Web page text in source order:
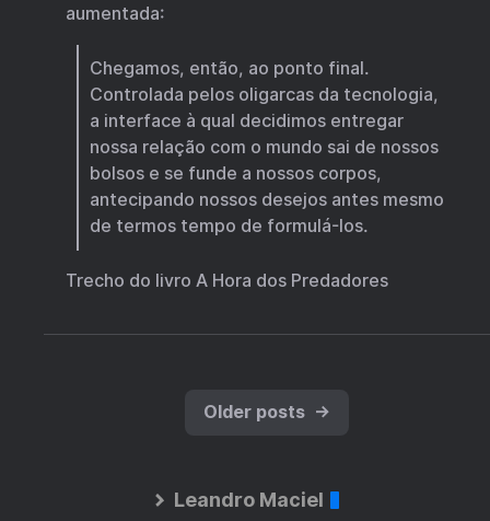
aumentada:
Chegamos, então, ao ponto final.
Controlada pelos oligarcas da tecnologia,
a interface à qual decidimos entregar
nossa relação com o mundo sai de nossos
bolsos e se funde a nossos corpos,
antecipando nossos desejos antes mesmo
de termos tempo de formulá-los.
Trecho do livro A Hora dos Predadores
Older posts →
Leandro Maciel